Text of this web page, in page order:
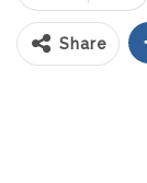
Kegiatan
upayaShare